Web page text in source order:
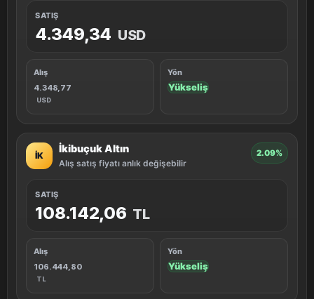
SATIŞ
4.349,34 USD
Alış
4.348,77
USD
Yön
Yükseliş
İK
İkibuçuk Altın
Alış satış fiyatı anlık değişebilir
2.09%
SATIŞ
108.142,06 TL
Alış
106.444,80
TL
Yön
Yükseliş